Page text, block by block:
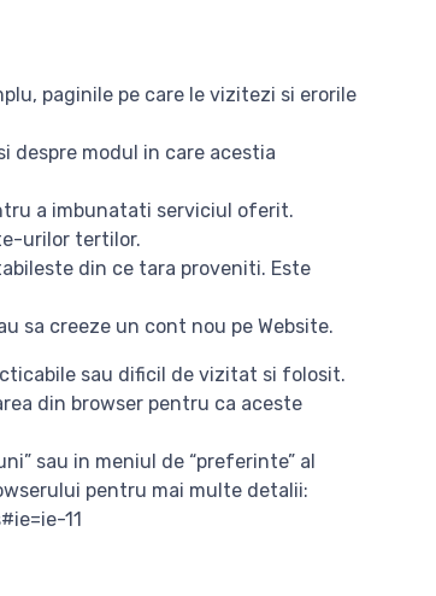
paginile pe care le vizitezi si erorile
modul in care acestia
a imbunatati serviciul oferit.
urilor tertilor.
din ce tara proveniti. Este
sa creeze un cont nou pe Website.
sau dificil de vizitat si folosit.
din browser pentru ca aceste
sau in meniul de “preferinte” al
pentru mai multe detalii:
11